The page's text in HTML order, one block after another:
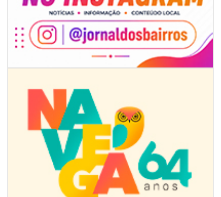
09/08/2026 | 07:00
Novo programa trabalha a prevenção de desastres climáticos na Rede
Municipal de Ensino
NAVEGANTES